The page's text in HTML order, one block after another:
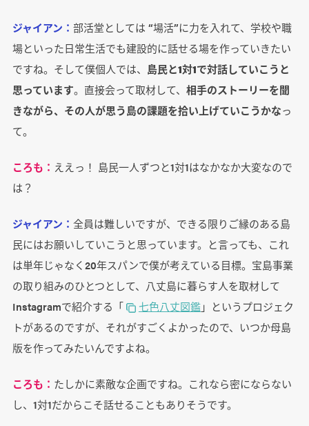
ジャイアン： 部活堂としては “場活”に力を入れて、学校や職
場といった日常生活でも建設的に話せる場を作っていきたい
ですね。そして僕個人では、 島民と1対1で対話していこうと
思っています。直接会って取材して、 相手のストーリーを聞
きながら、その人が思う島の課題を拾い上げていこうかなっ
て。
ころも： ええっ！ 島民一人ずつと1対1はなかなか大変なので
は？
ジャイアン： 全員は難しいですが、できる限りご縁のある島
民にはお願いしていこうと思っています。と言っても、これ
は単年じゃなく20年スパンで僕が考えている目標。宝島事業
の取り組みのひとつとして、八丈島に暮らす人を取材して
Instagramで紹介する「
七色八丈図鑑」というプロジェク
トがあるのですが、それがすごくよかったので、いつか母島
版を作ってみたいんですよね。
ころも： たしかに素敵な企画ですね。これなら密にならない
し、1対1だからこそ話せることもありそうです。